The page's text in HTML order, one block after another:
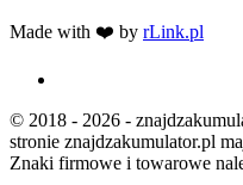
Made with ❤️ by rLink.pl
© 2018 - 2026 -
stronie znajdzakumulator.pl
Znaki firmowe i towarowe